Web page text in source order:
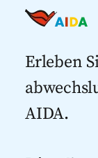
Erleben
AIDA.